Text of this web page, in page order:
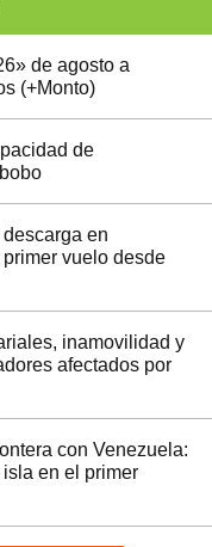
de agosto a
(+Monto)
de
en
vuelo desde
inamovilidad y
afectados por
con Venezuela:
en el primer